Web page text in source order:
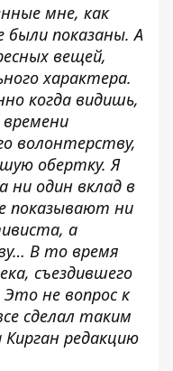
мне, как
были показаны. А
вещей,
характера.
когда видишь,
волонтерству,
обертку. Я
ни один вклад в
показывают ни
а
В то время
съездившего
не вопрос к
сделал таким
редакцию